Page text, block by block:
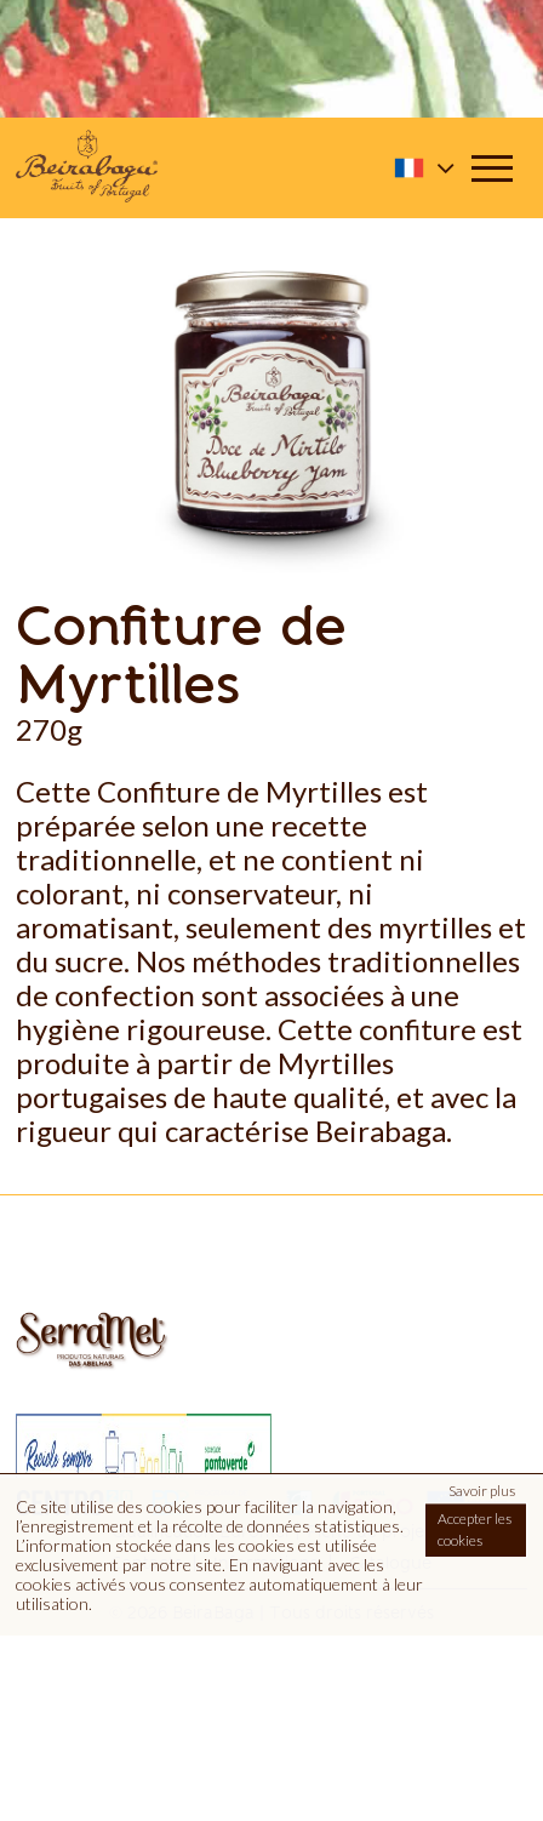
Ce site utilise des cookies pour faciliter la navigation,
l’enregistrement et la récolte de données statistiques.
L’information stockée dans les cookies est utilisée
exclusivement par notre site. En naviguant avec les
cookies activés vous consentez automatiquement à leur
utilisation.
Savoir plus
Accepter les
cookies
Confiture de
Myrtilles
270g
Cette Confiture de Myrtilles est
préparée selon une recette
traditionnelle, et ne contient ni
colorant, ni conservateur, ni
aromatisant, seulement des myrtilles et
du sucre. Nos méthodes traditionnelles
de confection sont associées à une
hygiène rigoureuse. Cette confiture est
produite à partir de Myrtilles
portugaises de haute qualité, et avec la
rigueur qui caractérise Beirabaga.
Qualification Euromel|Fiche de projet
Contacts
Informations Catalogue